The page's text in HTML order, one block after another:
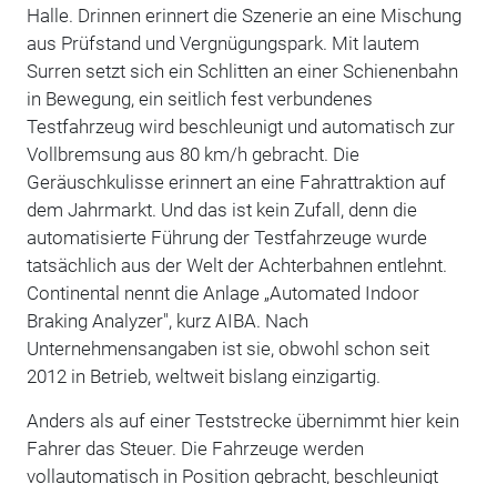
Halle. Drinnen erinnert die Szenerie an eine Mischung
aus Prüfstand und Vergnügungspark. Mit lautem
Surren setzt sich ein Schlitten an einer Schienenbahn
in Bewegung, ein seitlich fest verbundenes
Testfahrzeug wird beschleunigt und automatisch zur
Vollbremsung aus 80 km/h gebracht. Die
Geräuschkulisse erinnert an eine Fahrattraktion auf
dem Jahrmarkt. Und das ist kein Zufall, denn die
automatisierte Führung der Testfahrzeuge wurde
tatsächlich aus der Welt der Achterbahnen entlehnt.
Continental nennt die Anlage „Automated Indoor
Braking Analyzer", kurz AIBA. Nach
Unternehmensangaben ist sie, obwohl schon seit
2012 in Betrieb, weltweit bislang einzigartig.
Anders als auf einer Teststrecke übernimmt hier kein
Fahrer das Steuer. Die Fahrzeuge werden
vollautomatisch in Position gebracht, beschleunigt